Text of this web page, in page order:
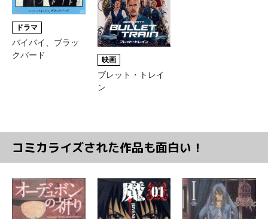
ドラマ
バイバイ、ブラッ
クバード
映画
ブレット・トレイ
ン
コミカライズされた作品も面白い！